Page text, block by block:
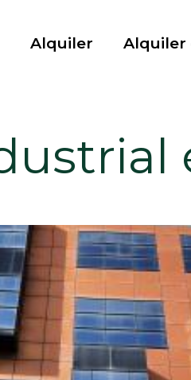
Alquiler Alquiler